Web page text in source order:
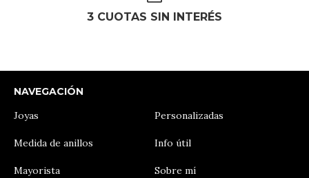
3 CUOTAS SIN INTERÉS
NAVEGACIÓN
Joyas
Personalizadas
Medida de anillos Info útil
Mayorista Sobre mí